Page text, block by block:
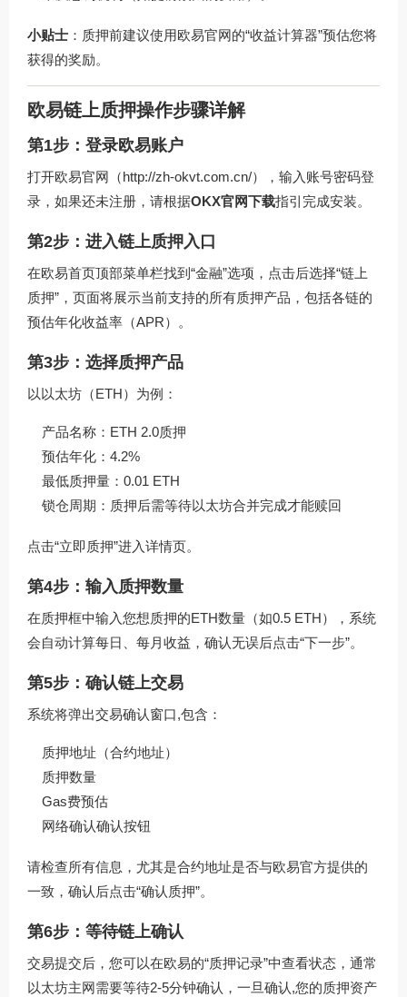
小贴士 ：质押前建议使用欧易官网的“收益计算器”预估您将
获得的奖励。
欧易链上质押操作步骤详解
第1步：登录欧易账户
打开欧易官网（http://zh-okvt.com.cn/），输入账号密码登
录，如果还未注册，请根据OKX官网下载指引完成安装。
第2步：进入链上质押入口
在欧易首页顶部菜单栏找到“金融”选项，点击后选择“链上
质押”，页面将展示当前支持的所有质押产品，包括各链的
预估年化收益率（APR）。
第3步：选择质押产品
以以太坊（ETH）为例：
产品名称：ETH 2.0质押
预估年化：4.2%
最低质押量：0.01 ETH
锁仓周期：质押后需等待以太坊合并完成才能赎回
点击“立即质押”进入详情页。
第4步：输入质押数量
在质押框中输入您想质押的ETH数量（如0.5 ETH），系统
会自动计算每日、每月收益，确认无误后点击“下一步”。
第5步：确认链上交易
系统将弹出交易确认窗口,包含：
质押地址（合约地址）
质押数量
Gas费预估
网络确认确认按钮
请检查所有信息，尤其是合约地址是否与欧易官方提供的
一致，确认后点击“确认质押”。
第6步：等待链上确认
交易提交后，您可以在欧易的“质押记录”中查看状态，通常
以太坊主网需要等待2-5分钟确认，一旦确认,您的质押资产